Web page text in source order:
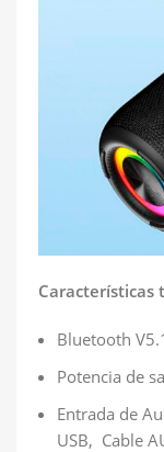
Características
Bluetooth
Potencia de
Entrada de
USB, Cable